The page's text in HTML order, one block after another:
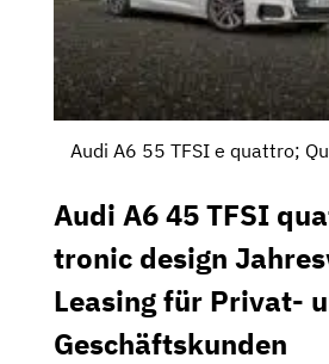
Audi A6 55 TFSI e quattro;
Audi A6 45 TFSI
tronic design
Leasing für Privat-
Geschäftskunden